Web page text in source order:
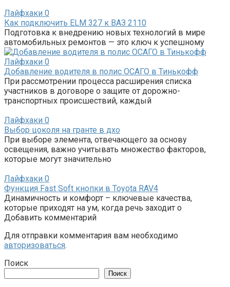
Лайфхаки 0
Как подключить ELM 327 к ВАЗ 2110
Подготовка к внедрению новых технологий в мире
автомобильных ремонтов — это ключ к успешному
Лайфхаки 0
Добавление водителя в полис ОСАГО в Тинькофф
При рассмотрении процесса расширения списка
участников в договоре о защите от дорожно-
транспортных происшествий, каждый
Лайфхаки 0
Выбор цоколя на гранте в дхо
При выборе элемента, отвечающего за основу
освещения, важно учитывать множество факторов,
которые могут значительно
Лайфхаки 0
Функция Fast Soft кнопки в Toyota RAV4
Динамичность и комфорт – ключевые качества,
которые приходят на ум, когда речь заходит о
Добавить комментарий
Для отправки комментария вам необходимо
авторизоваться.
Поиск
Поиск